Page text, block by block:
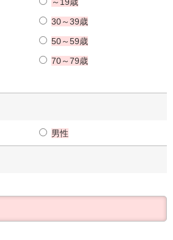
30～39歳
50～59歳
70～79歳
男性